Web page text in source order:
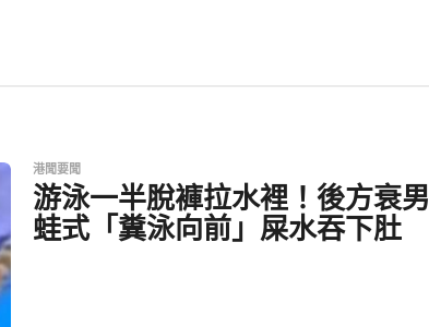
港聞要聞
游泳一半脫褲拉水裡！後方衰男
蛙式「糞泳向前」屎水吞下肚